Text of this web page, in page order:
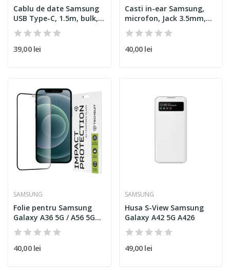
Cablu de date Samsung
USB Type-C, 1.5m, bulk,...
39,00 lei
Casti in-ear Samsung,
microfon, Jack 3.5mm,...
40,00 lei
SAMSUNG
Folie pentru Samsung
Galaxy A36 5G / A56 5G
-...
40,00 lei
SAMSUNG
Husa S-View Samsung
Galaxy A42 5G A426
49,00 lei